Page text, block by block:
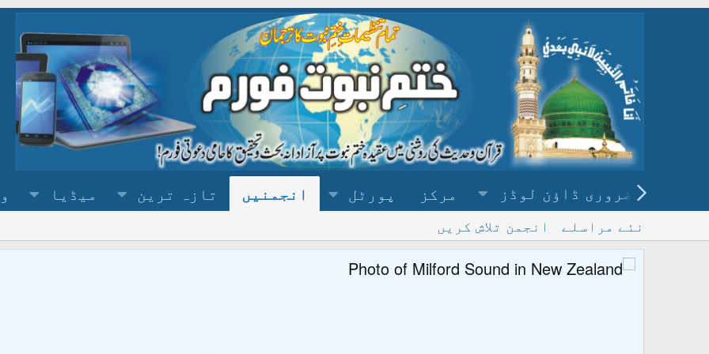
ضروری ڈاؤن لوڈز مرکز پورٹل انجمنیں تازہ ترین میڈیا
نئے مراسلے انجمن تلاش کریں